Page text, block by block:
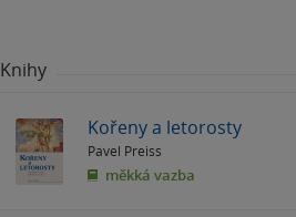
Knihy
Kořeny a letorosty
Pavel Preiss
měkká vazba